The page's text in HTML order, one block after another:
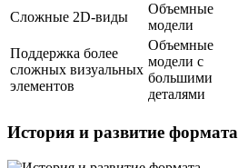
Сложные 2D-виды
Объемные
модели
Поддержка более
сложных визуальных
элементов
Объемные
модели с
большими
деталями
История и развитие формата